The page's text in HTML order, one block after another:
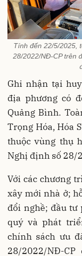
Tính đến 22/5/2025,
28/2022/NĐ-CP trên
Ghi nhận tại
địa phương có
Quảng Bình.
Trọng Hóa, Hóa
thuộc vùng thụ
Nghị định số 28/
Với các chương
xây mới nhà ở;
đổi nghề; đầu
quý và phát
chính sách ưu
28/2022/NĐ-